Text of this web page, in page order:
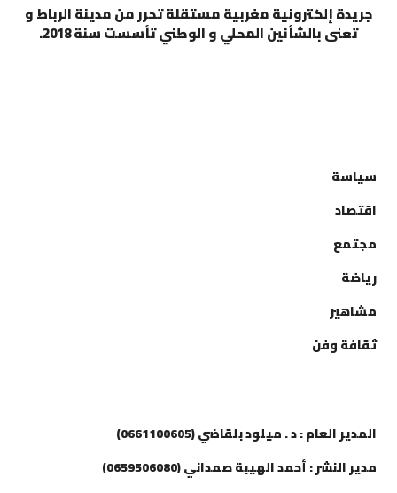
جريدة إلكترونية مغربية مستقلة تحرر من مدينة الرباط و
تعنى بالشأنين المحلي و الوطني تأسست سنة 2018.
سياسة
اقتصاد
مجتمع
رياضة
مشاهير
ثقافة وفن
المدير العام : د . ميلود بلقاضي (0661100605)
مدير النشر : أحمد الهيبة صمداني (0659506080)